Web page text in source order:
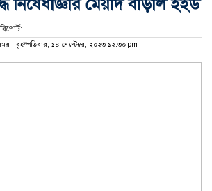
: বৃহস্পতিবার, ১৪ সেপ্টেম্বর, ২০২৩ ১২:৩০ pm